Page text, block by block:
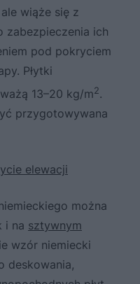
wiąże się z
zabezpieczenia ich
pod pokryciem
Płytki
13–20 kg/m2.
przygotowywana
elewacji
można
i na sztywnym
wzór niemiecki
deskowania,